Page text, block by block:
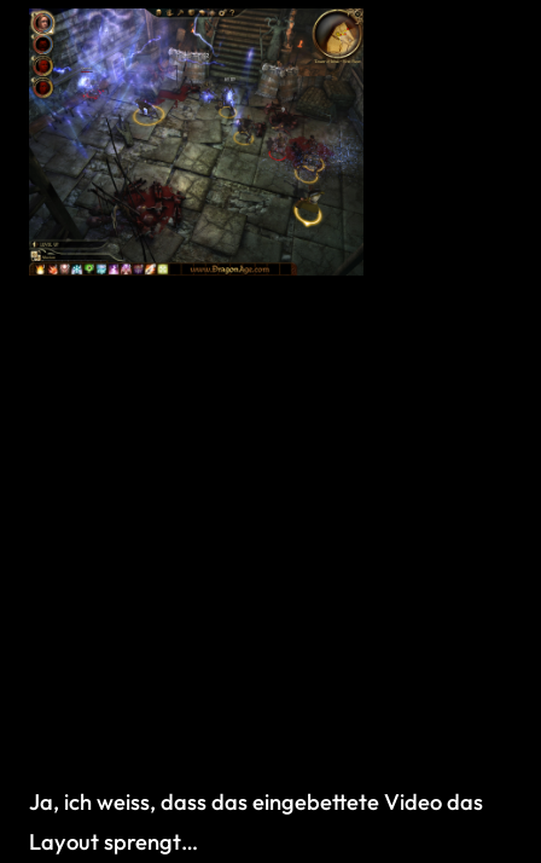
Ja, ich weiss, dass das eingebettete Video das
Layout sprengt…